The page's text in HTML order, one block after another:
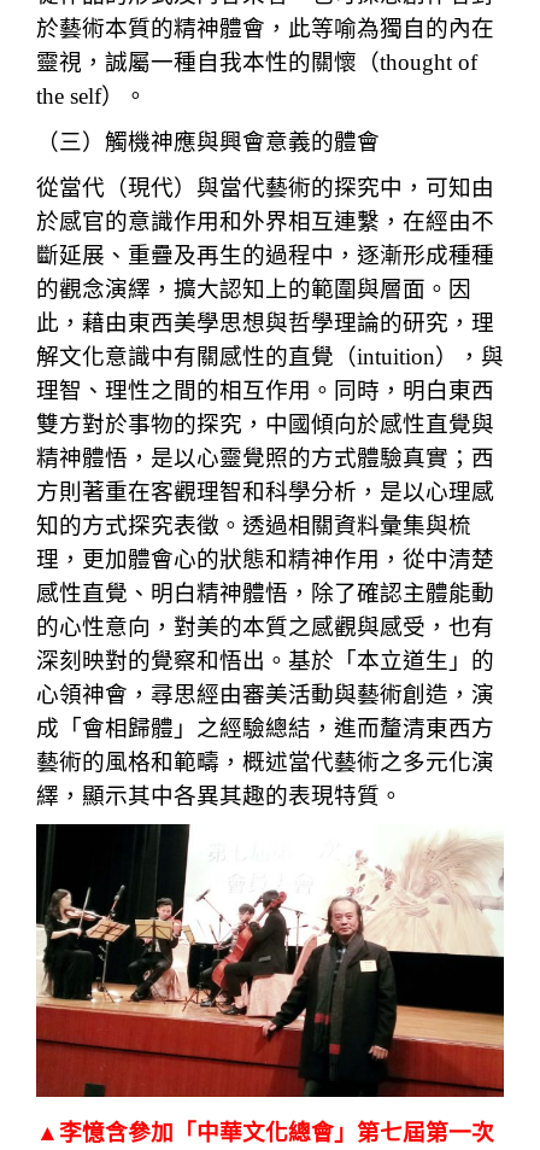
於藝術本質的精神體會，此等喻為獨自的內在
靈視，誠屬一種自我本性的關懷（thought of
the self）。
（三）觸機神應與興會意義的體會
從當代（現代）與當代藝術的探究中，可知由
於感官的意識作用和外界相互連繫，在經由不
斷延展、重疊及再生的過程中，逐漸形成種種
的觀念演繹，擴大認知上的範圍與層面。因
此，藉由東西美學思想與哲學理論的研究，理
解文化意識中有關感性的直覺（intuition），與
理智、理性之間的相互作用。同時，明白東西
雙方對於事物的探究，中國傾向於感性直覺與
精神體悟，是以心靈覺照的方式體驗真實；西
方則著重在客觀理智和科學分析，是以心理感
知的方式探究表徵。透過相關資料彙集與梳
理，更加體會心的狀態和精神作用，從中清楚
感性直覺、明白精神體悟，除了確認主體能動
的心性意向，對美的本質之感觀與感受，也有
深刻映對的覺察和悟出。基於「本立道生」的
心領神會，尋思經由審美活動與藝術創造，演
成「會相歸體」之經驗總結，進而釐清東西方
藝術的風格和範疇，概述當代藝術之多元化演
繹，顯示其中各異其趣的表現特質。
▲李憶含參加「中華文化總會」第七屆第一次